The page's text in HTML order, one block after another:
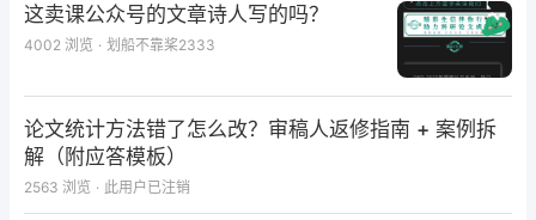
艺，尤其注重自身素质修养的提高，对有效管理丁香园
各论坛并维护丁香园良好形象起到了举足轻重的作用。
几年来，我与丁香园各版块的许多版主，尤其论文版的
诚实、正直、积极向上、公正无私、乐于助人、包容关
爱、乃至忍辱负重，他们在各自的版块各司其职、兢兢
业业、任劳任怨、不求荣誉、不求报酬、不求掌声、
这卖课公众号的文章诗人写的吗？
4002 浏览 · 划船不靠桨2333
论文统计方法错了怎么改？审稿人返修指南 + 案例拆
解（附应答模板）
2563 浏览 · 此用户已注销